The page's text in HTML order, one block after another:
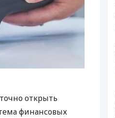
открыть
финансовых